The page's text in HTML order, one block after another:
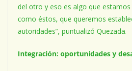
del otro y eso es algo que
como éstos, que queremos
autoridades”, puntualizó Quezada.
Integración: oportunidades y